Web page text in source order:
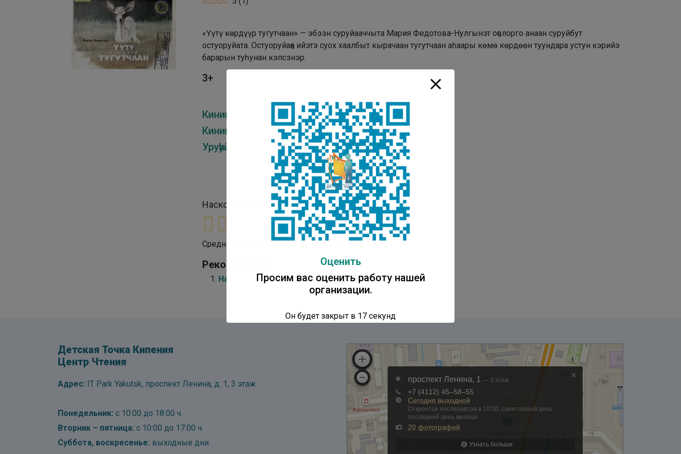
«Үүтү көрдүүр тугутчаан» — эбээн суруйааччыта Мария Федотова-Нулгынэт оҕолорго анаан суруйбут
остуоруйата. Остуоруйаҕа ийэтэ суох хаалбыт кырачаан тугутчаан аһаары көмө көрдөөн туундара устун кэрийэ
барарын туһунан кэпсэнэр.
3+
Кинигэни аах
Кинигэни иһит
Уруһуй кинигэни көр
Насколько вам понравилась публикация?
Средняя оценка / 5. Количество оценок:
Рекомендуем:
Нартахова Мария Дмитриевна
Детская Точка Кипения
Центр Чтения
Адрес: IT Park Yakutsk, проспект Ленина, д. 1, 3 этаж
Понедельник: с 10:00 до 18:00 ч.
Вторник – пятница: с 10:00 до 17:00 ч.
Суббота, воскресенье: выходные дни
Оценить
Просим вас оценить работу нашей
организации.
Он будет закрыт в 17 секунд